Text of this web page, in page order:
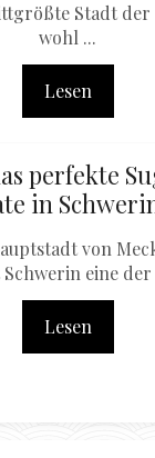
Stadt der
wohl ...
Lesen
perfekte
in
von
eine
Lesen